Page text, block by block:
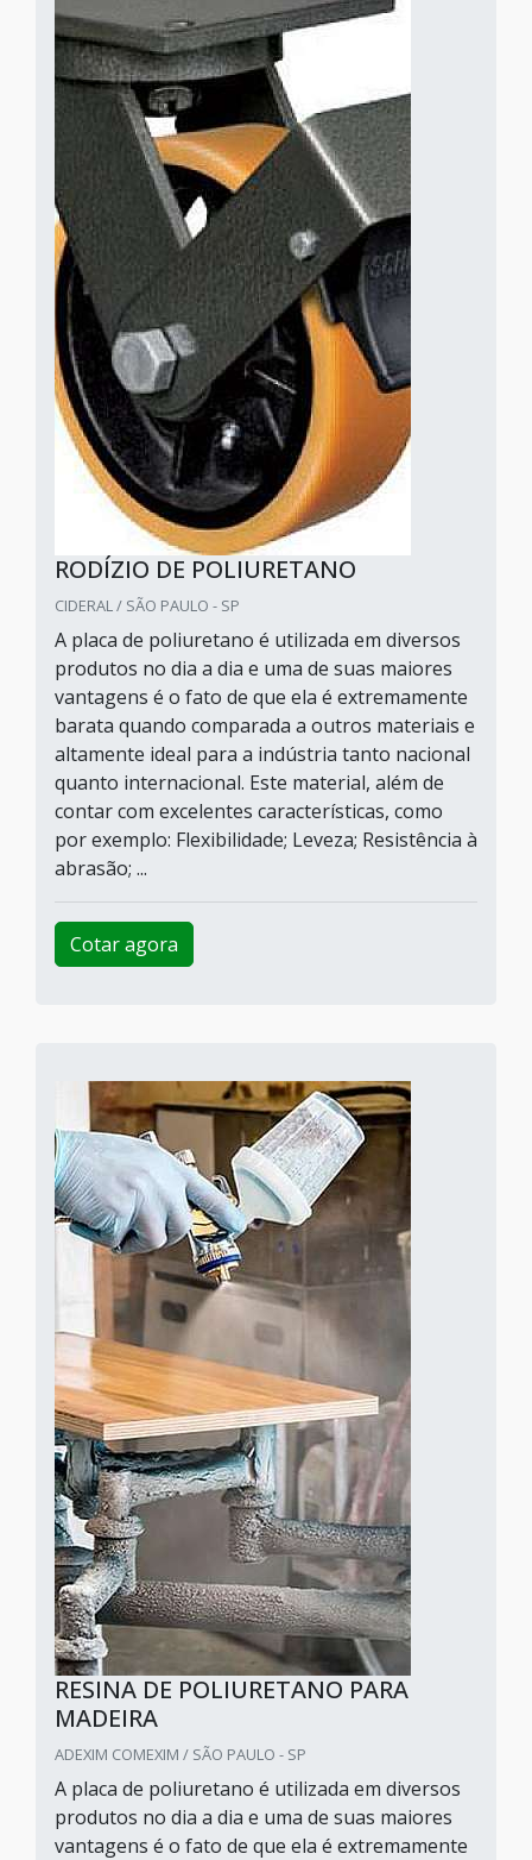
RODÍZIO DE POLIURETANO
CIDERAL / SÃO PAULO - SP
A placa de poliuretano é utilizada em diversos
produtos no dia a dia e uma de suas maiores
vantagens é o fato de que ela é extremamente
barata quando comparada a outros materiais e
altamente ideal para a indústria tanto nacional
quanto internacional. Este material, além de
contar com excelentes características, como
por exemplo: Flexibilidade; Leveza; Resistência à
abrasão; ...
Cotar agora
RESINA DE POLIURETANO PARA
MADEIRA
ADEXIM COMEXIM / SÃO PAULO - SP
A placa de poliuretano é utilizada em diversos
produtos no dia a dia e uma de suas maiores
vantagens é o fato de que ela é extremamente